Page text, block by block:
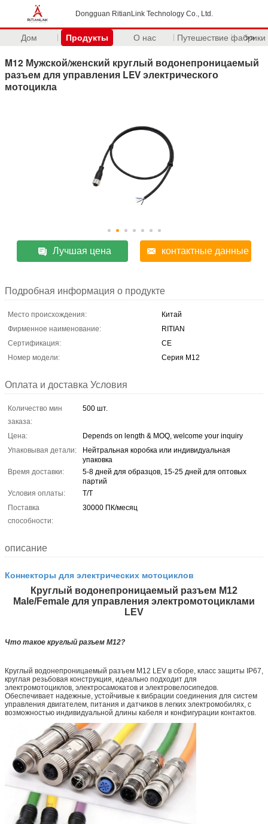
Dongguan RitianLink Technology Co., Ltd.
Дом Продукты О нас Путешествие фабрики
>>
M12 Мужской/женский круглый водонепроницаемый
разъем для управления LEV электрического
мотоцикла
Лучшая цена контактные данные
Подробная информация о продукте
Место происхождения:
Китай
Фирменное наименование:
RITIAN
Сертификация:
CE
Номер модели:
Серия M12
Оплата и доставка Условия
Количество мин
заказа:
500 шт.
Цена:
Depends on length & MOQ, welcome your inquiry
Упаковывая детали:
Нейтральная коробка или индивидуальная
упаковка
Время доставки:
5-8 дней для образцов, 15-25 дней для оптовых
партий
Условия оплаты:
Т/Т
Поставка
способности:
30000 ПК/месяц
описание
Коннекторы для электрических мотоциклов
Круглый водонепроницаемый разъем M12
Male/Female для управления электромотоциклами
LEV
Что такое круглый разъем M12?
Круглый водонепроницаемый разъем M12 LEV в сборе, класс защиты IP67,
круглая резьбовая конструкция, идеально подходит для
электромотоциклов, электросамокатов и электровелосипедов.
Обеспечивает надежные, устойчивые к вибрации соединения для систем
управления двигателем, питания и датчиков в легких электромобилях, с
возможностью индивидуальной длины кабеля и конфигурации контактов.